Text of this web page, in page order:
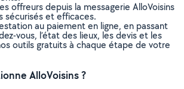
offreurs depuis la messagerie AlloVoisins
sécurisés et efficaces.
au paiement en ligne, en passant
vous, l’état des lieux, les devis et les
outils gratuits à chaque étape de votre
AlloVoisins ?